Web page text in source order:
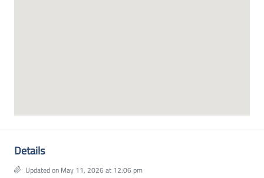
Details
Updated on May 11, 2026 at 12:06 pm